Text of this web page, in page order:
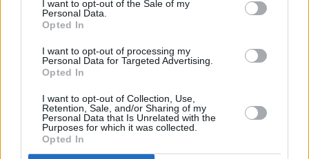
I want to opt-out of the Sale of my
Personal Data.
Opted In
I want to opt-out of processing my
Personal Data for Targeted Advertising.
Opted In
I want to opt-out of Collection, Use,
Retention, Sale, and/or Sharing of my
Personal Data that Is Unrelated with the
Purposes for which it was collected.
Opted In